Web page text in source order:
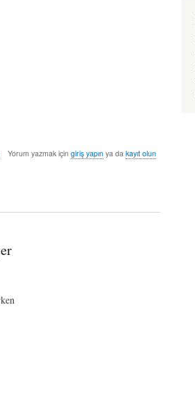
Yorum yazmak içingiriş yapın ya dakayıt olun